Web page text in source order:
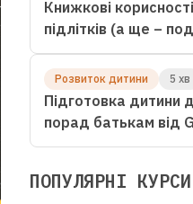
Книжкові
підлітків (а ще –
Розвиток дитини 5 хв
Підготовка дитини
порад батькам від
ПОПУЛЯРНІ КУРСИ